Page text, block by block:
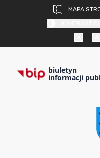
MAPA
biuletyn
informacji